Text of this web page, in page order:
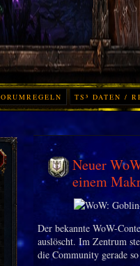
TS³ DATEN /
Neuer
einem
Der bekannte WoW-
auslöscht. Im Zentrum
die Community gerade